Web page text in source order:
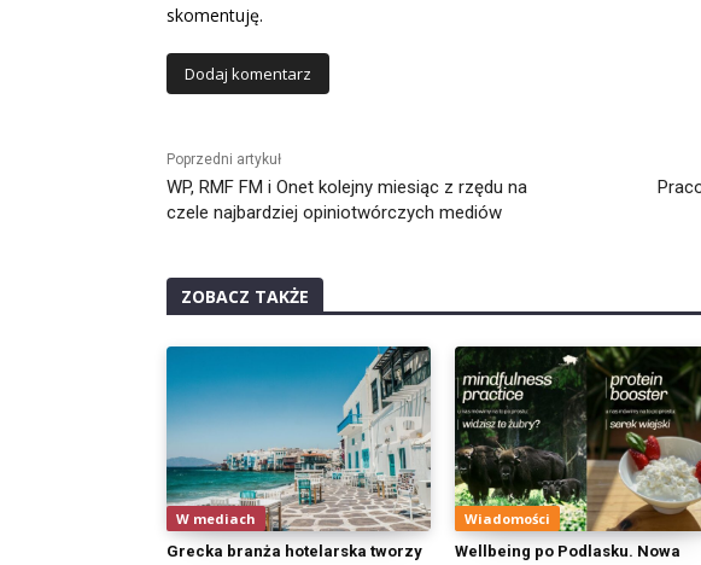
skomentuję.
Poprzedni artykuł
WP, RMF FM i Onet kolejny miesiąc z rzędu na
czele najbardziej opiniotwórczych mediów
ZOBACZ TAKŻE
W mediach
Grecka branża hotelarska tworzy
Wiadomości
Wellbeing po Podlasku. Nowa